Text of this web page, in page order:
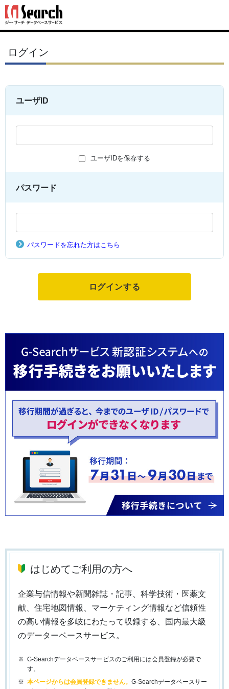
ログイン
ユーザID
ユーザIDを保存する
パスワード
パスワードを忘れた方はこちら
はじめてご利用の方へ
企業与信情報や新聞雑誌・記事、科学技術・医薬文
献、住宅地図情報、マーケティング情報など信頼性
の高い情報を多岐にわたって収録する、国内最大級
のデーターベースサービス。
G-Searchデータベースサービスのご利用には会員登録が必要で
す。
本ページからは会員登録できません。 G-Searchデータベースサー